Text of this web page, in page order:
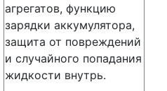
агрегатов, функцию
зарядки аккумулятора,
защита от повреждений
и случайного попадания
жидкости внутрь.